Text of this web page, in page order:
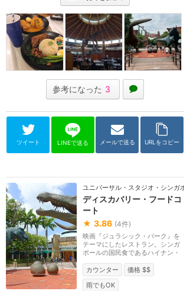
参考になった 3
ツイート LINEで送る メールで送る URLをコピー
ユニバーサル・スタジオ・シンガポ
ディスカバリー・フードコ
ート
★ 3.86 (4件)
映画『ジュラシック・パーク』を
テーマにしたレストラン。シンガ
ポールの国民食であるハイナン・
カウンター
価格 $$
雨でもOK